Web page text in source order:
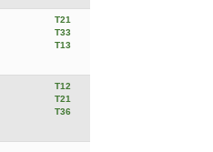
T21
T33
T13
T12
T21
T36